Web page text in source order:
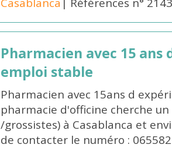
Pharmacien avec 15
emploi stable
Pharmacien avec 15ans d
pharmacie d'officine cherche
/grossistes) à Casablanca et
de contacter le numéro :